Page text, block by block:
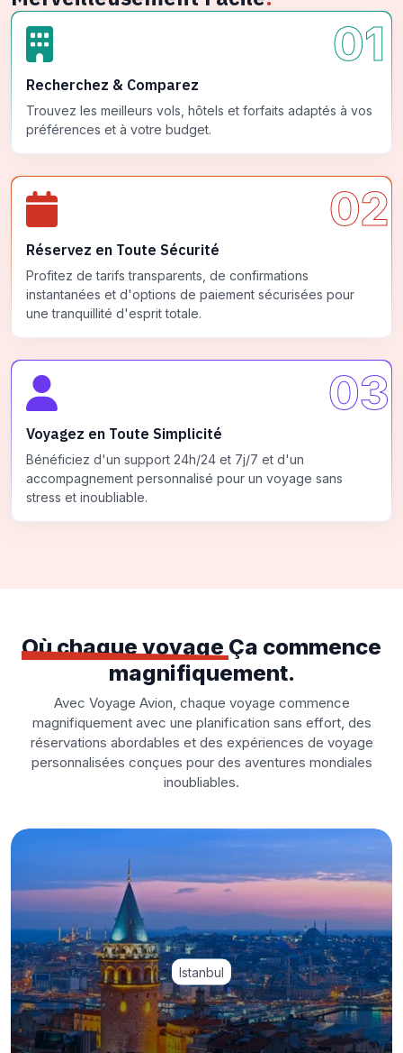
01
Recherchez & Comparez
Trouvez les meilleurs vols, hôtels et forfaits adaptés à vos
préférences et à votre budget.
02
Réservez en Toute Sécurité
Profitez de tarifs transparents, de confirmations
instantanées et d'options de paiement sécurisées pour
une tranquillité d'esprit totale.
03
Voyagez en Toute Simplicité
Bénéficiez d'un support 24h/24 et 7j/7 et d'un
accompagnement personnalisé pour un voyage sans
stress et inoubliable.
Où chaque voyage Ça commence
magnifiquement.
Avec Voyage Avion, chaque voyage commence
magnifiquement avec une planification sans effort, des
réservations abordables et des expériences de voyage
personnalisées conçues pour des aventures mondiales
inoubliables.
Istanbul